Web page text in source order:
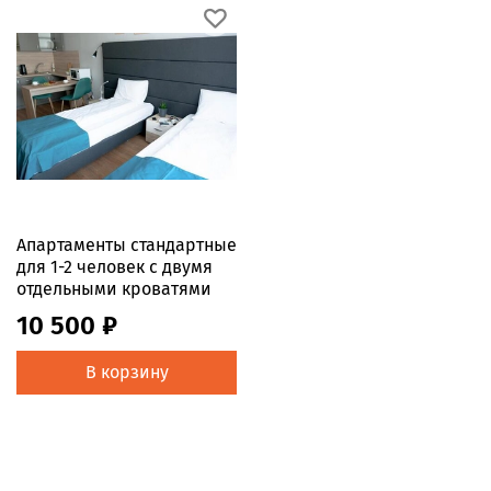
Апартаменты стандартные
для 1-2 человек с двумя
отдельными кроватями
10 500 ₽
В корзину